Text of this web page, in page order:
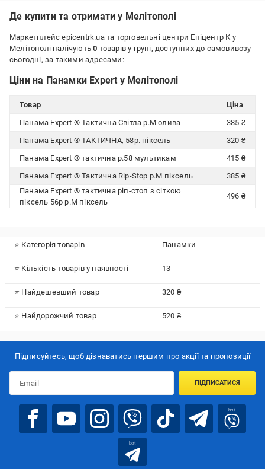
Де купити та отримати у Мелітополі
Маркетплейс epicentrk.ua та торговельні центри Епіцентр К у
Мелітополі налічують0 товарів у групі, доступних до самовивозу
сьогодні, за такими адресами:
Ціни на Панамки Expert у Мелітополі
Товар
Ціна
Панама Expert ® Тактична Світла р.М олива
385 ₴
Панама Expert ® ТАКТИЧНА, 58р. піксель
320 ₴
Панама Expert ® тактична р.58 мультикам
415 ₴
Панама Expert ® Тактична Rip-Stop р.М піксель
385 ₴
Панама Expert ® тактична ріп-стоп з сіткою
піксель 56р р.M піксель
496 ₴
⭐ Категорія товарів Панамки
⭐ Кількість товарів у наявності 13
⭐ Найдешевший товар 320 ₴
⭐ Найдорожчий товар 520 ₴
Підписуйтесь, щоб дізнаватись першим про акції та пропозиції
ПІДПИСАТИСЯ
bot
bot